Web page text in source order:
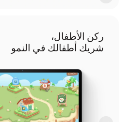
ركن الأطفال،
شريك أطفالك في النمو